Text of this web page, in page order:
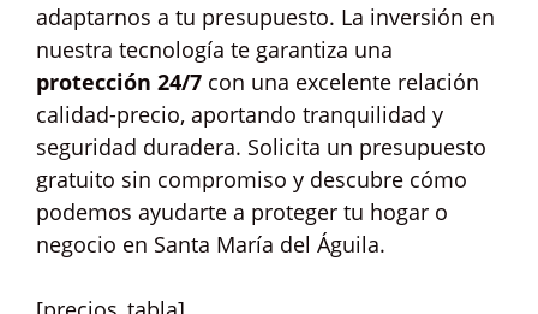
adaptarnos a tu presupuesto. La inversión en
nuestra tecnología te garantiza una
protección 24/7 con una excelente relación
calidad-precio, aportando tranquilidad y
seguridad duradera. Solicita un presupuesto
gratuito sin compromiso y descubre cómo
podemos ayudarte a proteger tu hogar o
negocio en Santa María del Águila.